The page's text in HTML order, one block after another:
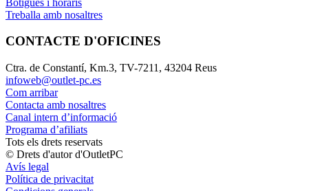
Treballa amb nosaltres
CONTACTE D'OFICINES
Ctra. de Constantí, Km.3, TV-7211, 43204 Reus
infoweb@outlet-pc.es
Com arribar
Contacta amb nosaltres
Canal intern d’informació
Programa d’afiliats
Tots els drets reservats
© Drets d'autor d'OutletPC
Avís legal
Política de privacitat